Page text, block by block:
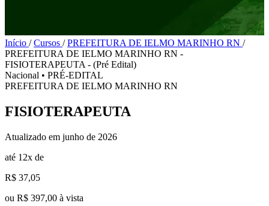
Início / Cursos / PREFEITURA DE IELMO MARINHO RN /
PREFEITURA DE IELMO MARINHO RN -
FISIOTERAPEUTA - (Pré Edital)
Nacional • PRÉ-EDITAL
PREFEITURA DE IELMO MARINHO RN
FISIOTERAPEUTA
Atualizado em junho de 2026
até 12x de
R$ 37,05
ou R$ 397,00 à vista